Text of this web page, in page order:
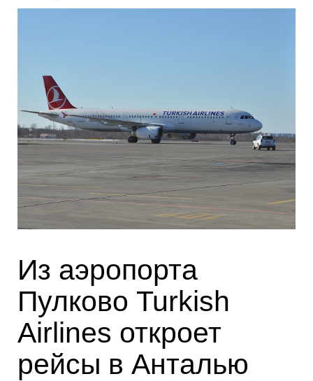
Из аэропорта
Пулково Turkish
Airlines откроет
рейсы в Анталью